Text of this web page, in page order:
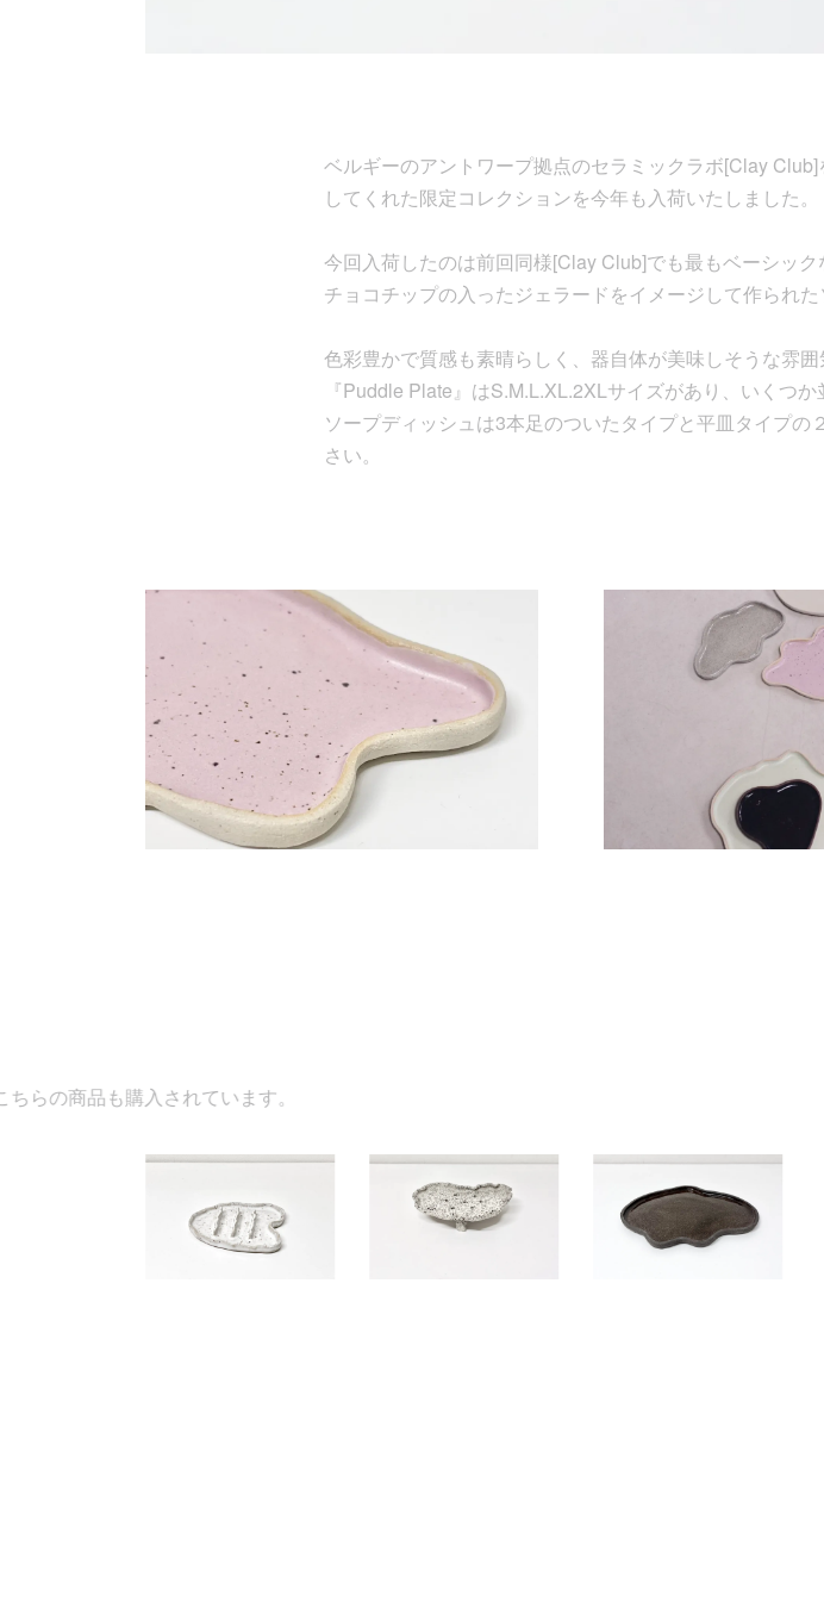
ベルギーのアントワープ拠点のセラミックラボ[Clay
してくれた限定コレクションを今年も入荷いたしました。
今回入荷したのは前回同様[Clay Club]でも最もベーシッ
チョコチップの入ったジェラードをイメージして作られ
色彩豊かで質感も素晴らしく、器自体が美味しそうな雰囲
『Puddle Plate』はS.M.L.XL.2XLサイズがあり、いくつ
ソープディッシュは3本足のついたタイプと平皿タイプ
さい。
されています。